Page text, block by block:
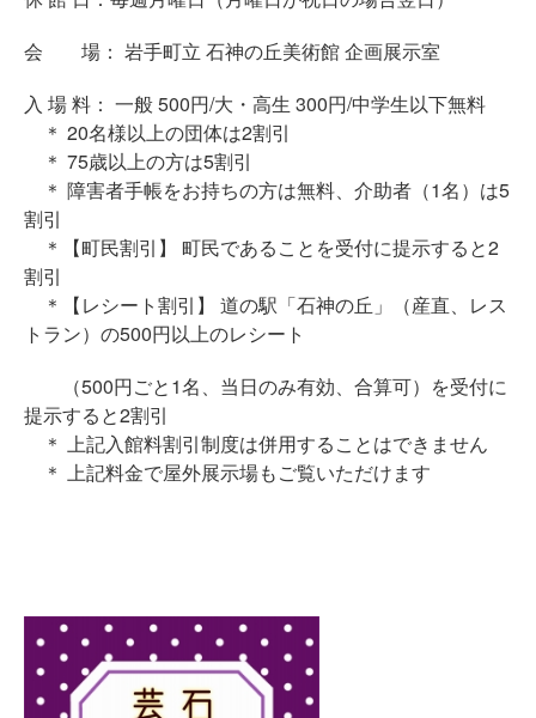
会 場： 岩手町立 石神の丘美術館 企画展示室
入 場 料： 一般 500円/大・高生 300円/中学生以下無料
＊ 20名様以上の団体は2割引
＊ 75歳以上の方は5割引
＊ 障害者手帳をお持ちの方は無料、介助者（1名）は5
割引
＊【町民割引】 町民であることを受付に提示すると2
割引
＊【レシート割引】 道の駅「石神の丘」（産直、レス
トラン）の500円以上のレシート
（500円ごと1名、当日のみ有効、合算可）を受付に
提示すると2割引
＊ 上記入館料割引制度は併用することはできません
＊ 上記料金で屋外展示場もご覧いただけます